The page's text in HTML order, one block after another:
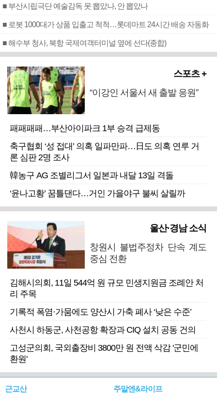
■ 부산시립극단 예술감독 못 뽑았나, 안 뽑았나
■ 로봇 1000대가 상품 입출고 척척…롯데마트 24시간 배송 자동화
■ 해수부 청사, 북항 국제여객터미널 옆에 선다(종합)
스포츠 +
“이강인 서울서 새 출발 응원”
패패패패…부산아이파크 1부 승격 급제동
축구협회 ‘성 접대’ 의혹 일파만파…日도 의혹 연루 거
론 심판 2명 조사
韓농구 AG 조별리그서 일본과 내달 13일 격돌
‘윤나고황’ 꿈틀댄다…거인 가을야구 불씨 살릴까
울산·경남 소식
창원시 불법주정차 단속 계도
중심 전환
김해시의회, 11일 544억 원 규모 민생지원금 조례안 처
리 주목
기록적 폭염·가뭄에도 양산시 가축 폐사 ‘낮은 수준’
사천시 하동군, 사천공항 확장과 CIQ 설치 공동 건의
고성군의회, 국외출장비 3800만 원 전액 삭감 '군민에
환원'
근교산 주말엔&라이프